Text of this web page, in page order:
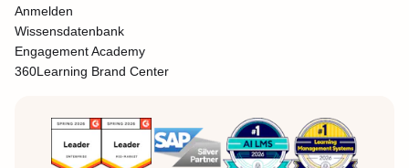
Anmelden
Wissensdatenbank
Engagement Academy
360Learning Brand Center